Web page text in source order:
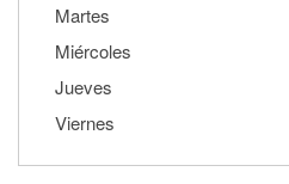
Martes
Miércoles
Jueves
Viernes